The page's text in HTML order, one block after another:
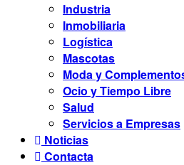
Industria
Inmobiliaria
Logística
Mascotas
Moda y
Ocio y Tiempo Libre
Salud
Servicios a Empresas
Noticias
Contacta